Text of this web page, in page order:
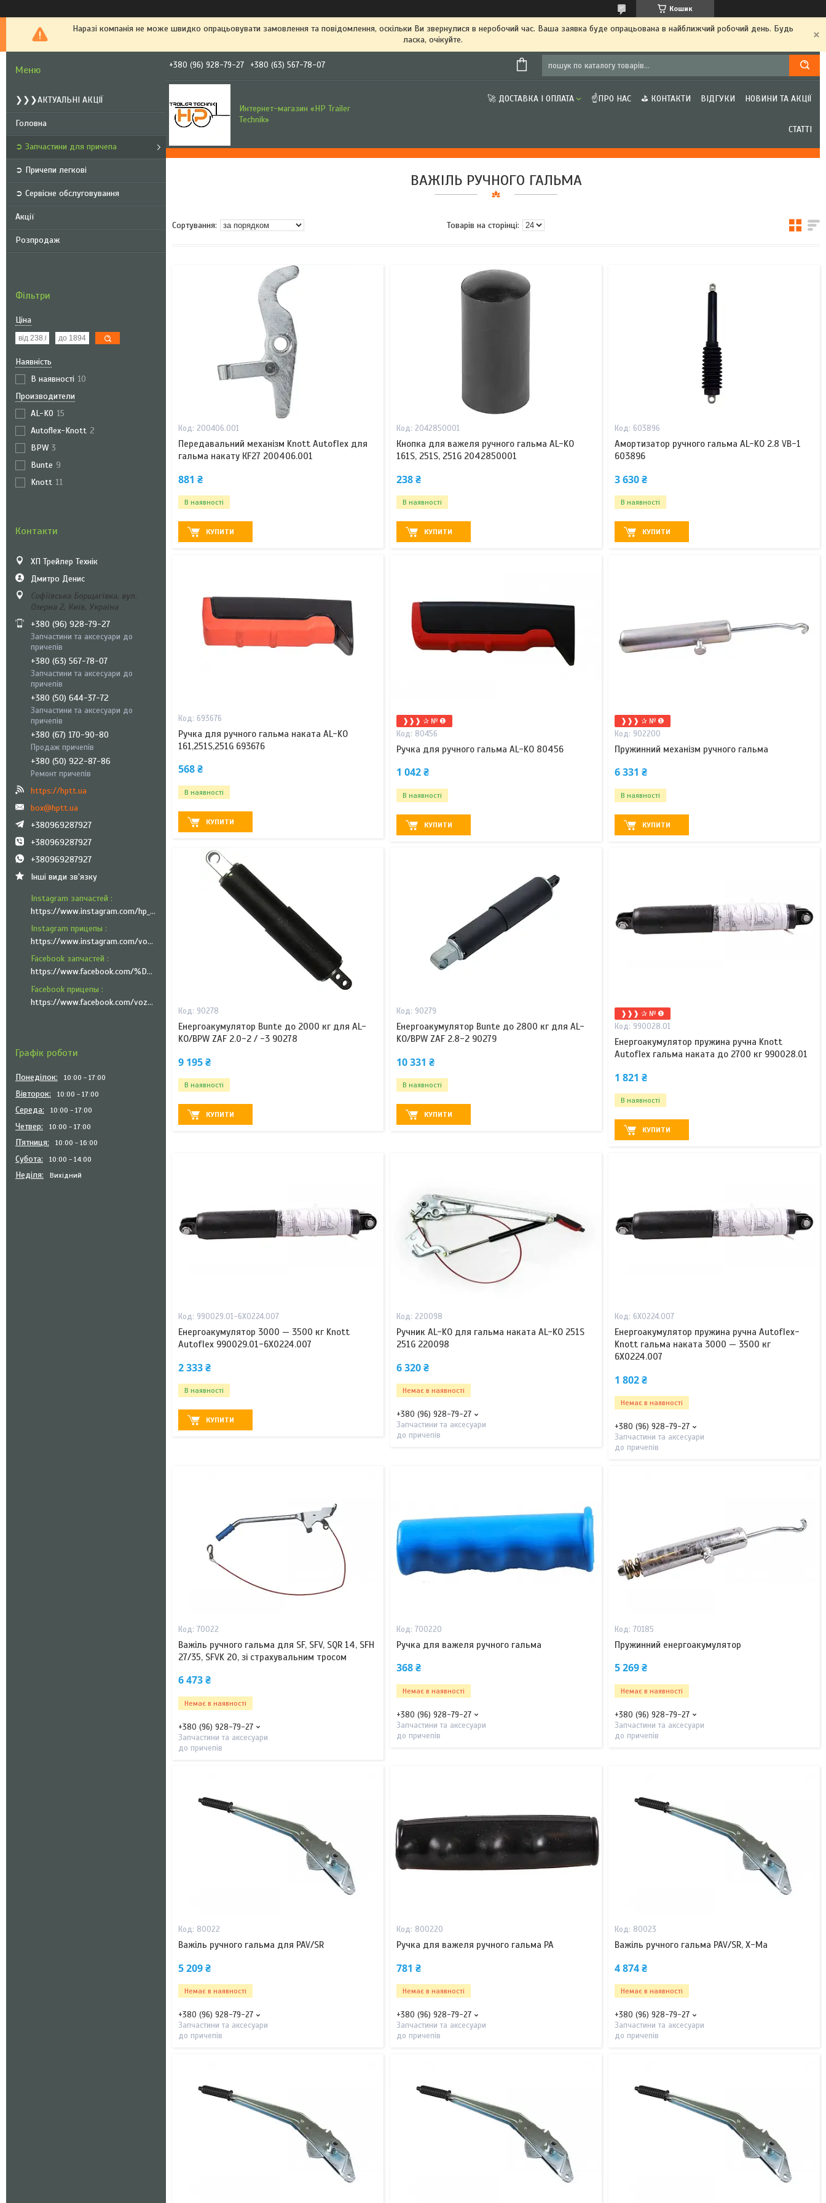
Кошик
Наразі компанія не може швидко опрацьовувати замовлення та повідомлення, оскільки Ви звернулися в неробочий час. Ваша заявка буде опрацьована в найближчий робочий день. Будь
ласка, очікуйте.
❯❯❯АКТУАЛЬНІ АКЦІЇ
Головна
➲ Запчастини для причепа
➲ Причепи легкові
➲ Сервісне обслуговування
Акції
Розпродаж
Фільтри
Ціна
Наявність
В наявності 10
Производители
AL-KO 15
Autoflex-Knott 2
BPW 3
Bunte 9
Knott 11
Контакти
ХП Трейлер Технік
Дмитро Денис
Софіївська Борщагівка, вул.
Озерна 2, Київ, Україна
+380 (96) 928-79-27
Запчастини та аксесуари до
причепів
+380 (63) 567-78-07
Запчастини та аксесуари до
причепів
+380 (50) 644-37-72
Запчастини та аксесуари до
причепів
+380 (67) 170-90-80
Продаж причепів
+380 (50) 922-87-86
Ремонт причепів
https://hptt.ua
box@hptt.ua
+380969287927
+380969287927
+380969287927
Інші види зв'язку
Instagram запчастей
https://www.instagram.com/hp_trailer_technik/
Instagram прицепы
https://www.instagram.com/vozyk.ua/
Facebook запчастей
https://www.facebook.com/%D0%A5%D0%9F-%D0%A2%D1%80%D0%B5%D0%B9%D0%BB%D0%B5%D1%80-%D0%A2%D0%B5%D1%85%D0%BD%D1%96%D0%BA-101335951999545
Facebook прицепы
https://www.facebook.com/vozyk.ua/
Графік роботи
Понеділок 10:00 17:00
Вівторок 10:00 17:00
Середа 10:00 17:00
Четвер 10:00 17:00
Пʼятниця 10:00 16:00
Субота 10:00 14:00
Неділя Вихідний
+380 (96) 928-79-27 +380 (63) 567-78-07
Интернет-магазин «HP Trailer
Technik»
🚀 ДОСТАВКА І ОПЛАТА ☝ПРО НАС ⛳ КОНТАКТИ ВІДГУКИ НОВИНИ ТА АКЦІЇ
СТАТТІ
ВАЖІЛЬ РУЧНОГО ГАЛЬМА
200406.001
Передавальний механізм Knott Autoflex для
гальма накату КF27 200406.001
881 ₴
В наявності
КУПИТИ
2042850001
Кнопка для важеля ручного гальма AL-KO
161S, 251S, 251G 2042850001
238 ₴
В наявності
КУПИТИ
603896
Амортизатор ручного гальма AL-KO 2.8 VB-1
603896
3 630 ₴
В наявності
КУПИТИ
693676
Ручка для ручного гальма наката AL-KO
161,251S,251G 693676
568 ₴
В наявності
КУПИТИ
❱❱❱ ✰ № ❶
80456
Ручка для ручного гальма AL-KO 80456
1 042 ₴
В наявності
КУПИТИ
❱❱❱ ✰ № ❶
902200
Пружинний механізм ручного гальма
6 331 ₴
В наявності
КУПИТИ
90278
Енергоакумулятор Bunte до 2000 кг для AL-
KO/BPW ZAF 2.0-2 / -3 90278
9 195 ₴
В наявності
КУПИТИ
90279
Енергоакумулятор Bunte до 2800 кг для AL-
KO/BPW ZAF 2.8-2 90279
10 331 ₴
В наявності
КУПИТИ
❱❱❱ ✰ № ❶
990028.01
Енергоакумулятор пружина ручна Knott
Autoflex гальма наката до 2700 кг 990028.01
1 821 ₴
В наявності
КУПИТИ
990029.01-6X0224.007
Енергоакумулятор 3000 — 3500 кг Knott
Autoflex 990029.01-6X0224.007
2 333 ₴
В наявності
КУПИТИ
220098
Ручник AL-KO для гальма наката AL-KO 251S
251G 220098
6 320 ₴
Немає в наявності
+380 (96) 928-79-27
Запчастини та аксесуари
до причепів
6X0224.007
Енергоакумулятор пружина ручна Autoflex-
Knott гальма наката 3000 — 3500 кг
6X0224.007
1 802 ₴
Немає в наявності
+380 (96) 928-79-27
Запчастини та аксесуари
до причепів
70022
Важіль ручного гальма для SF, SFV, SQR 14, SFH
27/35, SFVK 20, зі страхувальним тросом
6 473 ₴
Немає в наявності
+380 (96) 928-79-27
Запчастини та аксесуари
до причепів
700220
Ручка для важеля ручного гальма
368 ₴
Немає в наявності
+380 (96) 928-79-27
Запчастини та аксесуари
до причепів
70185
Пружинний енергоакумулятор
5 269 ₴
Немає в наявності
+380 (96) 928-79-27
Запчастини та аксесуари
до причепів
80022
Важіль ручного гальма для PAV/SR
5 209 ₴
Немає в наявності
+380 (96) 928-79-27
Запчастини та аксесуари
до причепів
800220
Ручка для важеля ручного гальма PA
781 ₴
Немає в наявності
+380 (96) 928-79-27
Запчастини та аксесуари
до причепів
80023
Важіль ручного гальма PAV/SR, X-Ma
4 874 ₴
Немає в наявності
+380 (96) 928-79-27
Запчастини та аксесуари
до причепів